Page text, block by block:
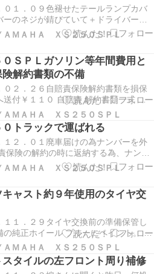
０１．０９色褪せたテールランプカバ
ーのネジが錆びていて＋ドライバーが
いたが、ネジ頭が思ったより大きく,太
バーで外せた。後ろからブレーキラン
プを内側に張り付ける。 帰宅時、尾灯
…
ＡＭＡＨＡ ＸＳ２５０ＳＰＬ
０ＳＰＬガソリン等年間費用と
険解約書類の不備
０２．２６自賠責保険解約書類を損保
送付￥１１０ 自賠責 解約書類一式 送
トでダウンロード）自動車損害賠償責
書原本（５年契約で３年経過）自動車
任保険承認請求書兼返還保険料領収書
ダウンロード）廃車が確認できる書類
ＡＭＡＨＡ ＸＳ２５０ＳＰＬ
０トラックで運ばれる
１２．０１廃車届けの為ナンバーを外
保険の解約の時に返納する為、ナンバ
責シールを外し、自賠責の契約書とい
管。昼から陸運事務所にナンバーと届
ーを廃棄後、廃車届の書類と譲渡証明
りバ…
ＡＭＡＨＡ ＸＳ２５０ＳＰＬ
キャスト約９年使用のタイヤ交
１１．２９タイヤ交換前の準備保管し
の純正ホイール ブルーにペイント。 交
フロントのホイール、これも９年前に
していた。 ２０２５．１２．０１１１
地元のオートバックスに電話で見積を
ＡＭＡＨＡ ＸＳ２５０ＳＰＬ
スタイルの左フロント周り補修